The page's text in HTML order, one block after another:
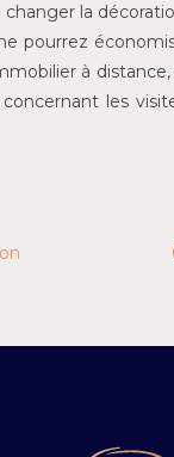
la
pourrez
à
les